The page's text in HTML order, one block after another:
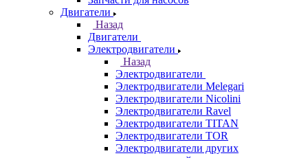
Двигатели
Назад
Двигатели
Электродвигатели
Назад
Электродвигатели
Электродвигатели Melegari
Электродвигатели Nicolini
Электродвигатели Ravel
Электродвигатели TITAN
Электродвигатели TOR
Электродвигатели других